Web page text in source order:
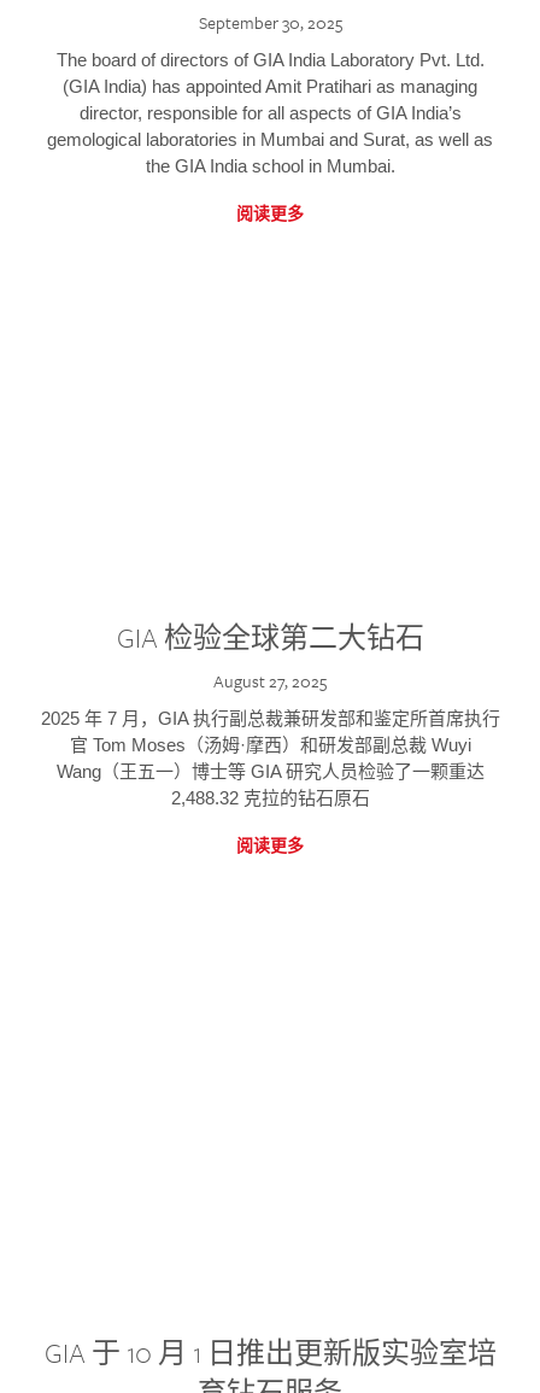
September 30, 2025
The board of directors of GIA India Laboratory Pvt. Ltd.
(GIA India) has appointed Amit Pratihari as managing
director, responsible for all aspects of GIA India’s
gemological laboratories in Mumbai and Surat, as well as
the GIA India school in Mumbai.
阅读更多
GIA 检验全球第二大钻石
August 27, 2025
2025 年 7 月，GIA 执行副总裁兼研发部和鉴定所首席执行
官 Tom Moses（汤姆·摩西）和研发部副总裁 Wuyi
Wang（王五一）博士等 GIA 研究人员检验了一颗重达
2,488.32 克拉的钻石原石
阅读更多
GIA 于 10 月 1 日推出更新版实验室培